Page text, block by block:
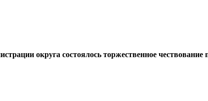
округа состоялось торжественное чествование